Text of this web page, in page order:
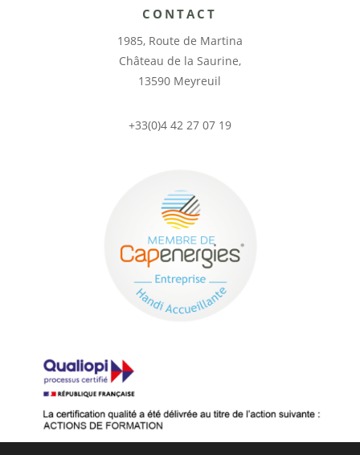
CONTACT
1985, Route de Martina
Château de la Saurine,
13590 Meyreuil
+33(0)4 42 27 07 19